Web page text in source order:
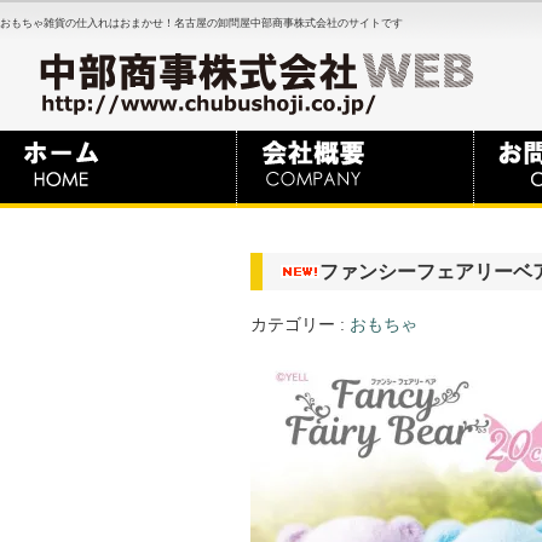
おもちゃ雑貨の仕入れはおまかせ！名古屋の卸問屋中部商事株式会社のサイトです
ファンシーフェアリーベ
カテゴリー : おもちゃ